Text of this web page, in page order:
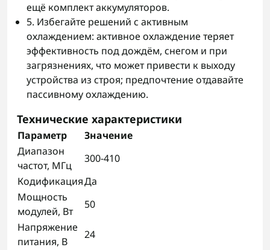
ещё комплект аккумуляторов.
5. Избегайте решений с активным
охлаждением: активное охлаждение теряет
эффективность под дождём, снегом и при
загрязнениях, что может привести к выходу
устройства из строя; предпочтение отдавайте
пассивному охлаждению.
Технические характеристики
Параметр
Значение
Диапазон
частот, МГц
300-410
КодификацияДа
Мощность
модулей, Вт
50
Напряжение
питания, В
24